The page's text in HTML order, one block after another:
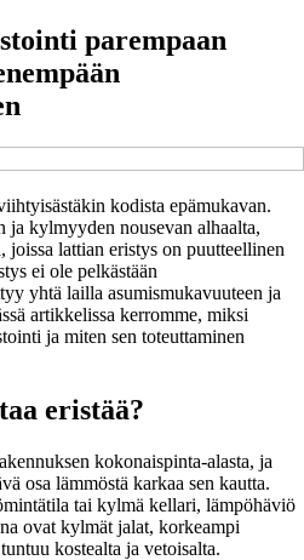
parempaan
kodista epämukavan.
ja kylmyyden nousevan alhaalta,
joissa lattian eristys on puutteellinen
ei ole pelkästään
yhtä lailla asumismukavuuteen ja
artikkelissa kerromme, miksi
ja miten sen toteuttaminen
eristää?
kokonaispinta-alasta, ja
osa lämmöstä karkaa sen kautta.
tai kylmä kellari, lämpöhäviö
ovat kylmät jalat, korkeampi
kostealta ja vetoisalta.